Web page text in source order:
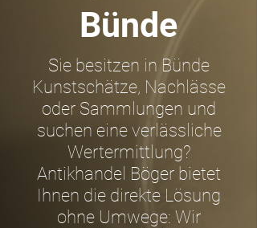
Bünde
Sie besitzen in Bünde
Kunstschätze, Nachlässe
oder Sammlungen und
suchen eine verlässliche
Wertermittlung?
Antikhandel Böger bietet
Ihnen die direkte Lösung
ohne Umwege: Wir